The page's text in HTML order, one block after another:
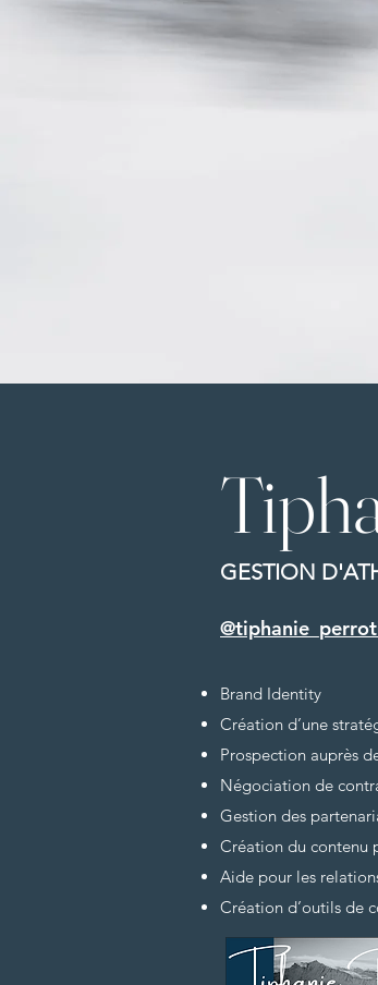
GESTION
Brand Identity
Création d’une
Prospection auprès
Négociation de
Gestion des
Création du contenu
Aide pour les
Création d’outils de